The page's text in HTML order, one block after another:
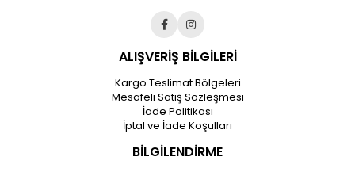
ALIŞVERİŞ BİLGİLERİ
Kargo Teslimat Bölgeleri
Mesafeli Satış Sözleşmesi
İade Politikası
İptal ve İade Koşulları
BİLGİLENDİRME